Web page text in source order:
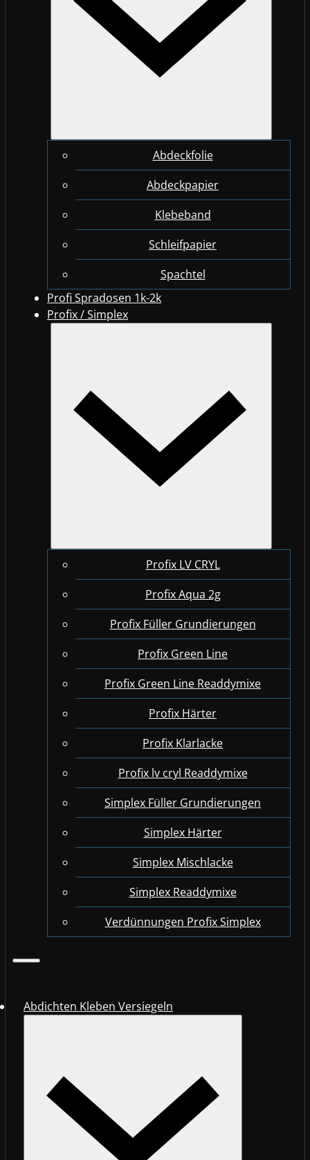
Abdeckfolie
Abdeckpapier
Klebeband
Schleifpapier
Spachtel
Profi Spradosen 1k-2k
Profix / Simplex
Profix LV CRYL
Profix Aqua 2g
Profix Füller Grundierungen
Profix Green Line
Profix Green Line Readdymixe
Profix Härter
Profix Klarlacke
Profix lv cryl Readdymixe
Simplex Füller Grundierungen
Simplex Härter
Simplex Mischlacke
Simplex Readdymixe
Verdünnungen Profix Simplex
Abdichten Kleben Versiegeln